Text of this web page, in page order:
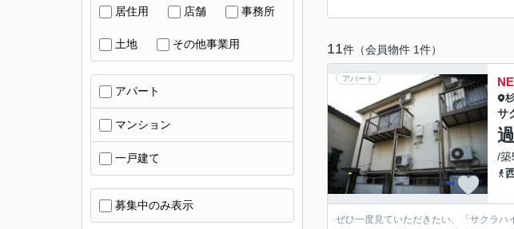
11件（会員物件 1件）
アパート
サ
/築
ぜひ一度見ていただきたい、「サクラ
居住用 店舗 事務所
土地 その他事業用
アパート
マンション
一戸建て
募集中のみ表示